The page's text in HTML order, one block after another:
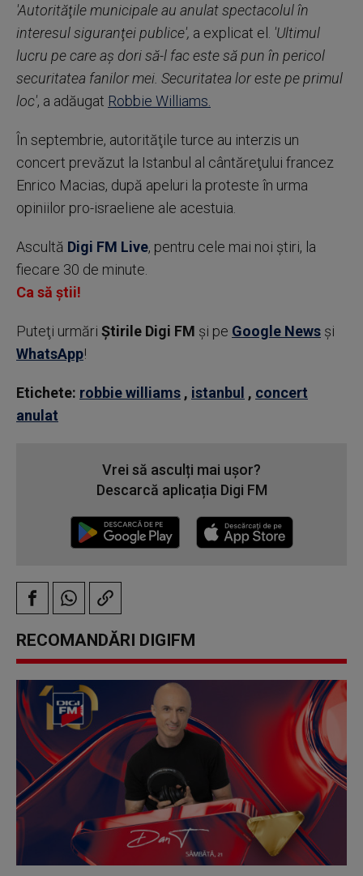
'Autorităţile municipale au anulat spectacolul în
interesul siguranţei publice', a explicat el. 'Ultimul
lucru pe care aş dori să-l fac este să pun în pericol
securitatea fanilor mei. Securitatea lor este pe primul
loc', a adăugat Robbie Williams.
În septembrie, autorităţile turce au interzis un
concert prevăzut la Istanbul al cântăreţului francez
Enrico Macias, după apeluri la proteste în urma
opiniilor pro-israeliene ale acestuia.
Ascultă Digi FM Live, pentru cele mai noi știri, la
fiecare 30 de minute.
Ca să știi!
Puteţi urmări Știrile Digi FM şi pe Google News şi
WhatsApp!
Etichete: robbie williams , istanbul , concert
anulat
Vrei să asculți mai ușor?
Descarcă aplicația Digi FM
RECOMANDĂRI DIGIFM